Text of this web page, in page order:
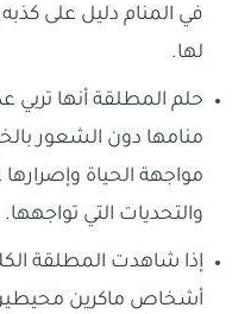
في المنام دليل على
لها.
حلم المطلقة أنها تربي
منامها دون الشعور
مواجهة الحياة
والتحديات التي تواجهها.
إذا شاهدت المطلقة
أشخاص ماكرين محيطين